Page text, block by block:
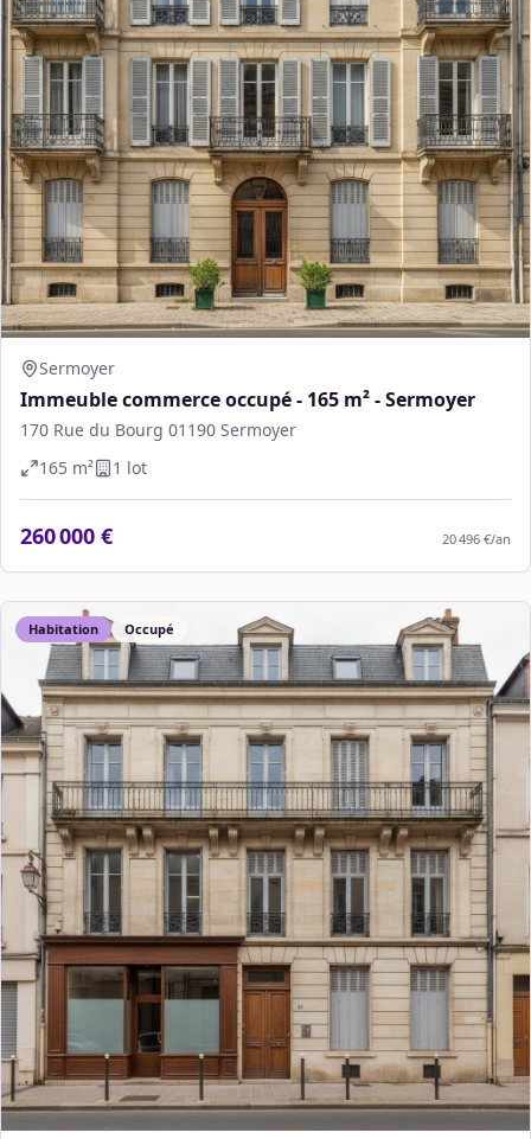
Sermoyer
Immeuble commerce occupé - 165 m² - Sermoyer
170 Rue du Bourg 01190 Sermoyer
165 m² 1 lot
260 000 € 20 496 €/an
Habitation Occupé